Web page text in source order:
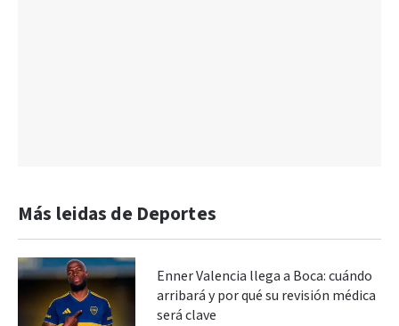
Más leidas de Deportes
Enner Valencia llega a Boca: cuándo
arribará y por qué su revisión médica
será clave